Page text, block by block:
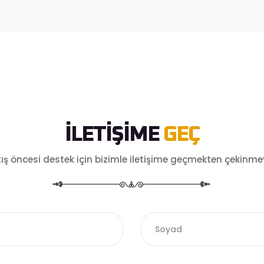
İLETİŞİME GEÇ
öncesi destek için bizimle iletişime geçmekten